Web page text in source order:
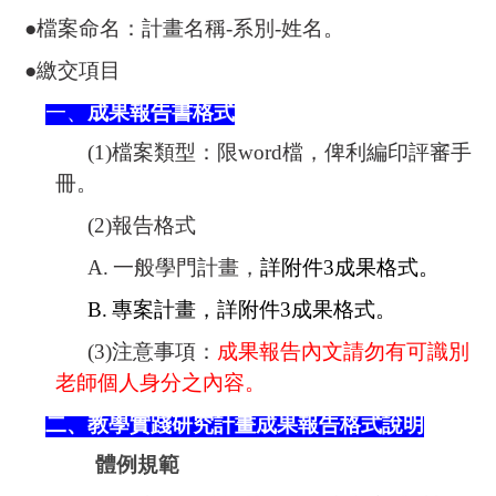
●檔案命名：計畫名稱-系別 -姓名。
●繳交項目
一、 成果報告書格式
(1)檔案類型：限word檔，俾利編印評審手
冊。
(2)報告格式
A. 一般學門計畫， 詳附件3成果格式。
B. 專案計畫，詳附件3成果格式。
(3)注意事項： 成果報告內文請勿有可識別
老師個人身分之內容。
二、教學實踐研究計畫成果報告格式說明
體例規範